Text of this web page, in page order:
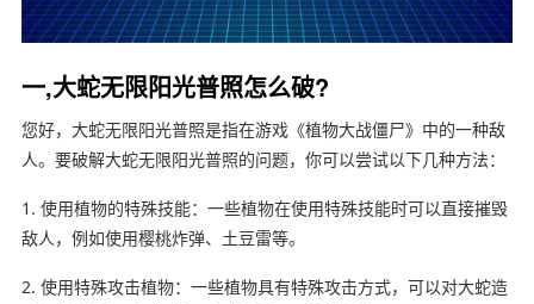
一,大蛇无限阳光普照怎么破?
您好，大蛇无限阳光普照是指在游戏《植物大战僵尸》中的一种敌
人。要破解大蛇无限阳光普照的问题，你可以尝试以下几种方法：
1. 使用植物的特殊技能：一些植物在使用特殊技能时可以直接摧毁
敌人，例如使用樱桃炸弹、土豆雷等。
2. 使用特殊攻击植物：一些植物具有特殊攻击方式，可以对大蛇造